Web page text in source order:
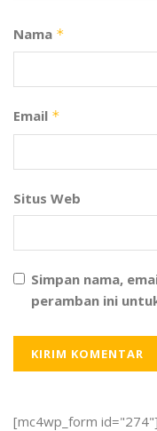
Nama *
Email *
Situs Web
Simpan nama,
peramban ini
[mc4wp_form id="274"]